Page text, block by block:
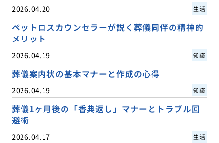
2026.04.20 生活
ペットロスカウンセラーが説く葬儀同伴の精神的
メリット
2026.04.19 知識
葬儀案内状の基本マナーと作成の心得
2026.04.19 知識
葬儀1ヶ月後の「香典返し」マナーとトラブル回
避術
2026.04.17 生活